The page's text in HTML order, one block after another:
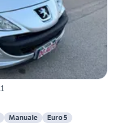
Manuale
Euro 5